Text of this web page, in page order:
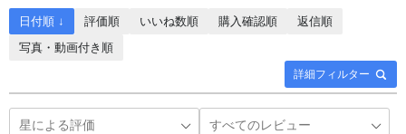
詳細フィルター
日付順 ↓ 評価順 いいね数順 購入確認順
返信順
写真・動画付き順